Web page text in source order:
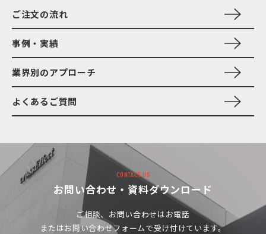
ご注文の流れ
事例・実績
業界別のアプローチ
よくあるご質問
CONTACT US
お問い合わせ・資料ダウンロード
ご相談、お問い合わせはお電話
またはお問い合わせフォームで受け付けています。